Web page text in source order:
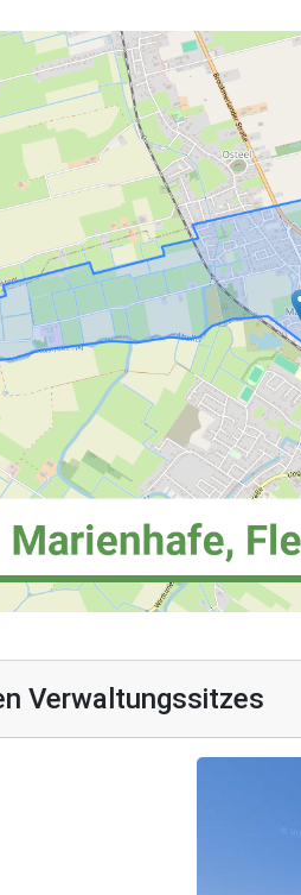
Verwaltungssitzes